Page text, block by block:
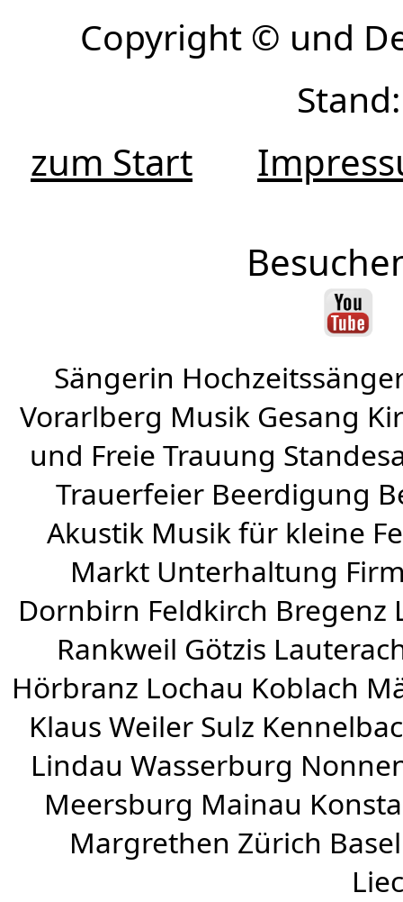
Copyright © und
zum Start
Sängerin
Vorarlberg Musik Gesang
und Freie Trauung
Trauerfeier Beerdigung
Akustik Musik für kleine
Markt Unterhaltung
Dornbirn Feldkirch Bregenz
Rankweil Götzis
Hörbranz Lochau Koblach
Klaus Weiler Sulz
Lindau Wasserburg
Meersburg Mainau
Margrethen Zürich